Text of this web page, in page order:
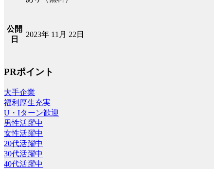
公開
日
2023年 11月 22日
PRポイント
大手企業
福利厚生充実
U・Iターン歓迎
男性活躍中
女性活躍中
20代活躍中
30代活躍中
40代活躍中